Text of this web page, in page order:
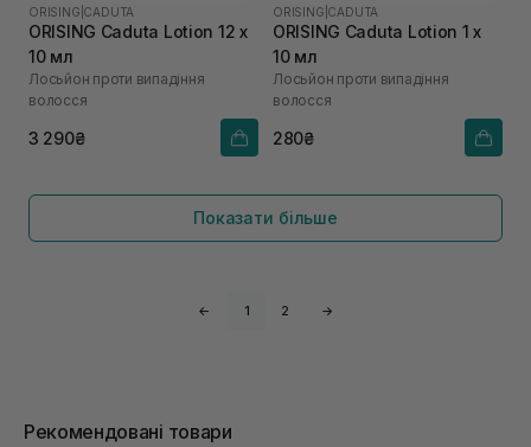
ORISING CADUTA
ORISING Caduta Lotion 12 х
10 мл
Лосьйон проти випадіння
волосся
3 290₴
ORISING CADUTA
ORISING Caduta Lotion 1 х
10 мл
Лосьйон проти випадіння
волосся
280₴
Показати більше
← 1 2 →
Рекомендовані товари